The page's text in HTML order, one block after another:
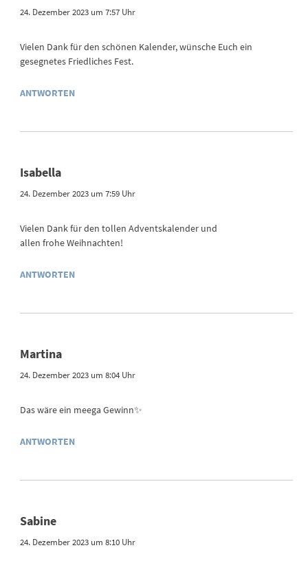
24. Dezember 2023 um 7:57 Uhr
Vielen Dank für den schönen Kalender, wünsche Euch ein
gesegnetes Friedliches Fest.
ANTWORTEN
Isabella
24. Dezember 2023 um 7:59 Uhr
Vielen Dank für den tollen Adventskalender und
allen frohe Weihnachten!
ANTWORTEN
Martina
24. Dezember 2023 um 8:04 Uhr
Das wäre ein meega Gewinn✨
ANTWORTEN
Sabine
24. Dezember 2023 um 8:10 Uhr